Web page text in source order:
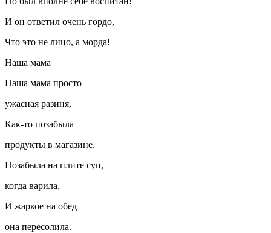
И он ответил очень гордо,
Что это не лицо, а морда!
Наша мама
Наша мама просто
ужасная разиня,
Как-то позабыла
продукты в магазине.
Позабыла на плите суп,
когда варила,
И жаркое на обед
она пересолила.